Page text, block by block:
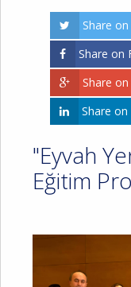
Share
Share on
Share
Share on
"Eyvah
Eğitim